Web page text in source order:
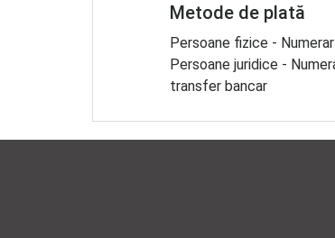
Metode de plată
Persoane fizice -
Persoane juridice -
transfer bancar